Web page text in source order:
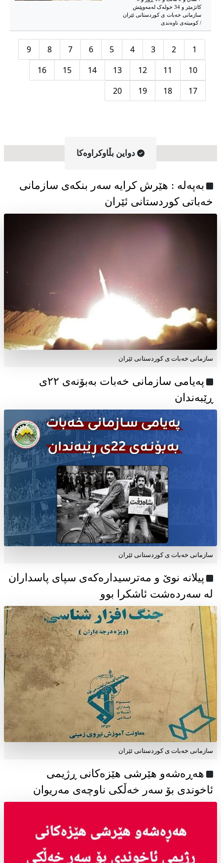
کاتژمێر و 34 خوله‌ک له‌مه‌وپێش‌
سازمانی خەبات ی کوردستانی ئێران
/ کومیتەی ناوەندی
1
2
3
4
5
6
7
8
9
10
11
12
13
14
15
16
17
18
19
20
دواین بڵاوکراوه‌کا
به‌په‌له‌ : هێرش کرایە سەر بنکەی سازمانی
خەباتی کوردستانی ئێران
سازمانی خەبات ی کوردستانی ئێران
پەیامی سازمانی خەبات بەبۆنەی ۲۲ی
ڕێبەندان
سازمانی خەبات ی كوردستانی ئێران
پیلانە نوێ و مەترسیدارەکەی سپای پاسداران
لە سەردەشت ئاشکرا بوو
سازمانی خەبات ی كوردستانی ئێران
هەڕەشەو هێرشی هێزەکانی ڕژیمی
ئاخوندی بۆ سەر خەڵکی ناوچەی مەریوان